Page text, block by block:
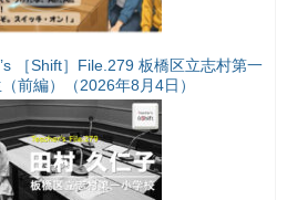
［Shift］File.279 板橋区立志村第一
前編）（2026年8月4日）